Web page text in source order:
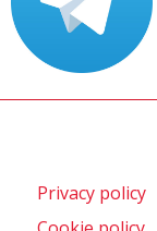
Privacy policy